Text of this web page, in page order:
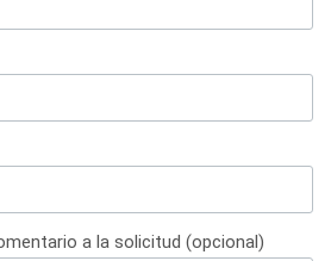
a la solicitud (opcional)